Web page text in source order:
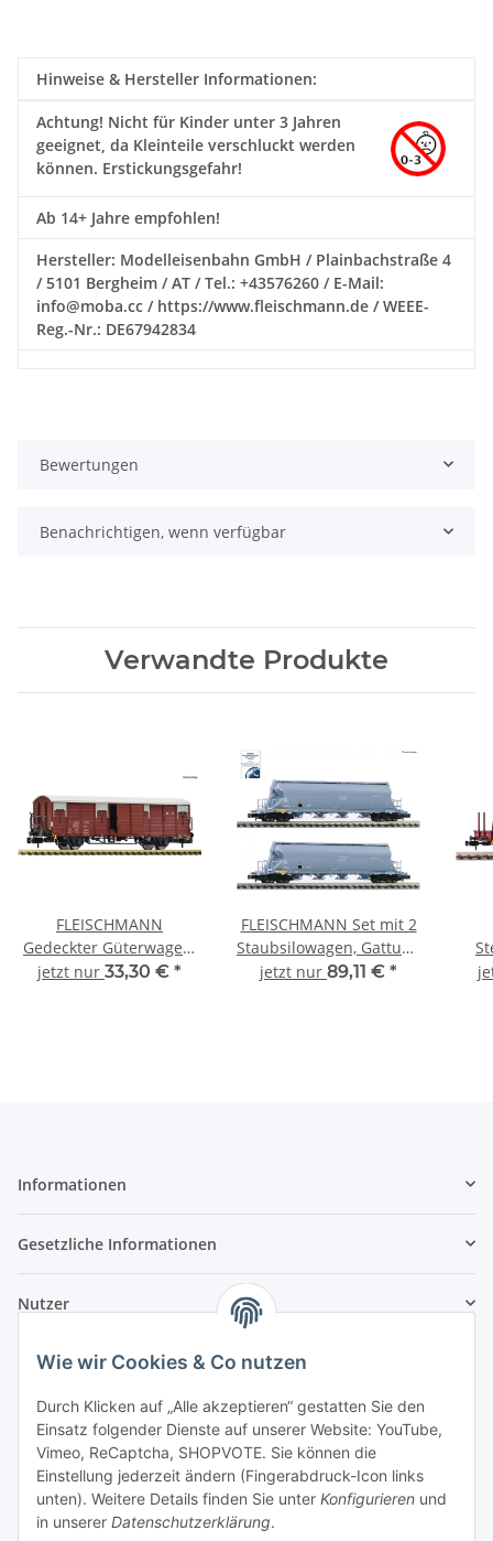
Wie wir Cookies & Co nutzen
Durch Klicken auf „Alle akzeptieren“ gestatten Sie den
Einsatz folgender Dienste auf unserer Website: YouTube,
Vimeo, ReCaptcha, SHOPVOTE. Sie können die
Einstellung jederzeit ändern (Fingerabdruck-Icon links
unten). Weitere Details finden Sie unter Konfigurieren und
in unserer Datenschutzerklärung.
Hinweise & Hersteller Informationen:
Achtung! Nicht für Kinder unter 3 Jahren
geeignet, da Kleinteile verschluckt werden
können. Erstickungsgefahr!
Ab 14+ Jahre empfohlen!
Hersteller: Modelleisenbahn GmbH / Plainbachstraße 4
/ 5101 Bergheim / AT / Tel.: +43576260 / E-Mail:
info@moba.cc / https://www.fleischmann.de / WEEE-
Reg.-Nr.: DE67942834
Bewertungen
Benachrichtigen, wenn verfügbar
Verwandte Produkte
FLEISCHMANN
Gedeckter Güterwagen,
Gattung Gehlmmss, der
jetzt nur 33,30 € *
FLEISCHMANN Set mit 2
Staubsilowagen, Gattung
Uacs-x DR Ep.IV 849006
jetzt nur 89,11 € *
Informationen
Gesetzliche Informationen
Nutzer